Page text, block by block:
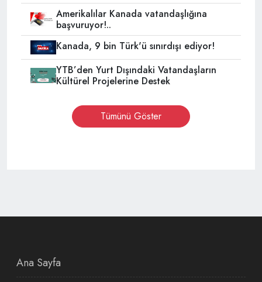
Amerikalılar Kanada vatandaşlığına
başvuruyor!..
Kanada, 9 bin Türk'ü sınırdışı ediyor!
YTB’den Yurt Dışındaki Vatandaşların
Kültürel Projelerine Destek
Tümünü Göster
Ana Sayfa